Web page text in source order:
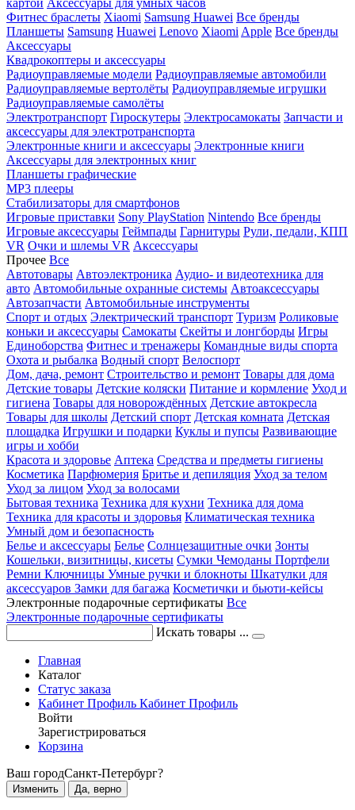
картой Аксессуары для умных часов
Фитнес браслеты Xiaomi Samsung Huawei Все бренды
Планшеты Samsung Huawei Lenovo Xiaomi Apple Все бренды
Аксессуары
Квадрокоптеры и аксессуары
Радиоуправляемые модели Радиоуправляемые автомобили
Радиоуправляемые вертолёты Радиоуправляемые игрушки
Радиоуправляемые самолёты
Электротранспорт Гироскутеры Электросамокаты Запчасти и
аксессуары для электротранспорта
Электронные книги и аксессуары Электронные книги
Аксессуары для электронных книг
Планшеты графические
MP3 плееры
Стабилизаторы для смартфонов
Игровые приставки Sony PlayStation Nintendo Все бренды
Игровые аксессуары Геймпады Гарнитуры Рули, педали, КПП
VR Очки и шлемы VR Аксессуары
Прочее Все
Автотовары Автоэлектроника Аудио- и видеотехника для
авто Автомобильные охранные системы Автоаксессуары
Автозапчасти Автомобильные инструменты
Спорт и отдых Электрический транспорт Туризм Роликовые
коньки и аксессуары Самокаты Скейты и лонгборды Игры
Единоборства Фитнес и тренажеры Командные виды спорта
Охота и рыбалка Водный спорт Велоспорт
Дом, дача, ремонт Строительство и ремонт Товары для дома
Детские товары Детские коляски Питание и кормление Уход и
гигиена Товары для новорождённых Детские автокресла
Товары для школы Детский спорт Детская комната Детская
площадка Игрушки и подарки Куклы и пупсы Развивающие
игры и хобби
Красота и здоровье Аптека Средства и предметы гигиены
Косметика Парфюмерия Бритье и депиляция Уход за телом
Уход за лицом Уход за волосами
Бытовая техника Техника для кухни Техника для дома
Техника для красоты и здоровья Климатическая техника
Умный дом и безопасность
Белье и аксессуары Белье Солнцезащитные очки Зонты
Кошельки, визитницы, кисеты Сумки Чемоданы Портфели
Ремни Ключницы Умные ручки и блокноты Шкатулки для
аксессуаров Замки для багажа Косметички и бьюти-кейсы
Электронные подарочные сертификаты Все
Электронные подарочные сертификаты
Искать товары ...
Главная
Каталог
Статус заказа
Кабинет Профиль Кабинет Профиль
Войти
Зарегистрироваться
Корзина
Ваш городСанкт-Петербург?
Изменить Да, верно